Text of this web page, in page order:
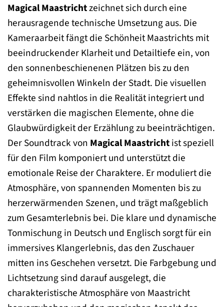
Magical Maastrichtzeichnet sich durch eine
herausragende technische Umsetzung aus. Die
Kameraarbeit fängt die Schönheit Maastrichts mit
beeindruckender Klarheit und Detailtiefe ein, von
den sonnenbeschienenen Plätzen bis zu den
geheimnisvollen Winkeln der Stadt. Die visuellen
Effekte sind nahtlos in die Realität integriert und
verstärken die magischen Elemente, ohne die
Glaubwürdigkeit der Erzählung zu beeinträchtigen.
Der Soundtrack von Magical Maastrichtist speziell
für den Film komponiert und unterstützt die
emotionale Reise der Charaktere. Er moduliert die
Atmosphäre, von spannenden Momenten bis zu
herzerwärmenden Szenen, und trägt maßgeblich
zum Gesamterlebnis bei. Die klare und dynamische
Tonmischung in Deutsch und Englisch sorgt für ein
immersives Klangerlebnis, das den Zuschauer
mitten ins Geschehen versetzt. Die Farbgebung und
Lichtsetzung sind darauf ausgelegt, die
charakteristische Atmosphäre von Maastricht